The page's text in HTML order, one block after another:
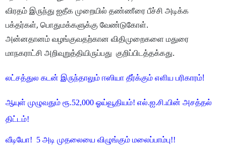
விரதம் இருந்து ஐதீக முறையில் தண்ணீரை பீச்சி அடிக்க
பக்தர்கள், பொதுமக்களுக்கு வேண்டுகோள்.
அன்னதானம் வழங்குவதற்கான விதிமுறைகளை மதுரை
மாநகராட்சி அறிவுறுத்தியிருப்பது குறிப்பிடத்தக்கது.
லட்சத்துல கடன் இருந்தாலும் ஈஸியா தீர்க்கும் எளிய பரிகாரம்!
ஆயுள் முழுவதும் ரூ.52,000 ஓய்வூதியம்! எல்.ஐ.சி.யின் அசத்தல்
திட்டம்!
வீடியோ! 5 அடி முதலையை விழுங்கும் மலைப்பாம்பு!!